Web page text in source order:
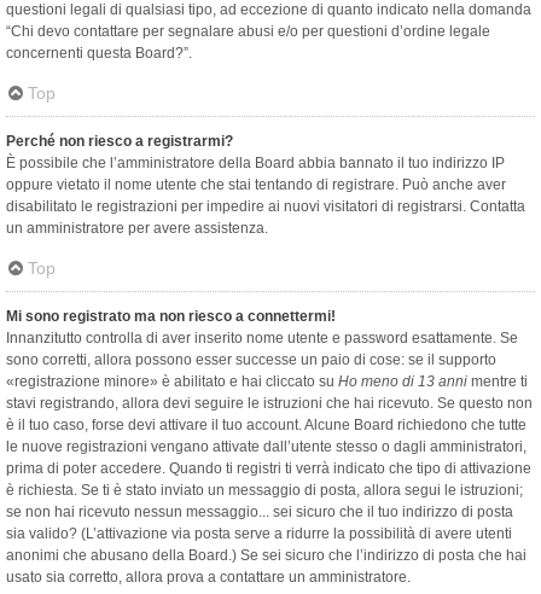
questioni legali di qualsiasi tipo, ad eccezione di quanto indicato nella domanda
“Chi devo contattare per segnalare abusi e/o per questioni d’ordine legale
concernenti questa Board?”.
Top
Perché non riesco a registrarmi?
È possibile che l’amministratore della Board abbia bannato il tuo indirizzo IP
oppure vietato il nome utente che stai tentando di registrare. Può anche aver
disabilitato le registrazioni per impedire ai nuovi visitatori di registrarsi. Contatta
un amministratore per avere assistenza.
Top
Mi sono registrato ma non riesco a connettermi!
Innanzitutto controlla di aver inserito nome utente e password esattamente. Se
sono corretti, allora possono esser successe un paio di cose: se il supporto
«registrazione minore» è abilitato e hai cliccato su Ho meno di 13 anni mentre ti
stavi registrando, allora devi seguire le istruzioni che hai ricevuto. Se questo non
è il tuo caso, forse devi attivare il tuo account. Alcune Board richiedono che tutte
le nuove registrazioni vengano attivate dall’utente stesso o dagli amministratori,
prima di poter accedere. Quando ti registri ti verrà indicato che tipo di attivazione
è richiesta. Se ti è stato inviato un messaggio di posta, allora segui le istruzioni;
se non hai ricevuto nessun messaggio... sei sicuro che il tuo indirizzo di posta
sia valido? (L’attivazione via posta serve a ridurre la possibilità di avere utenti
anonimi che abusano della Board.) Se sei sicuro che l’indirizzo di posta che hai
usato sia corretto, allora prova a contattare un amministratore.